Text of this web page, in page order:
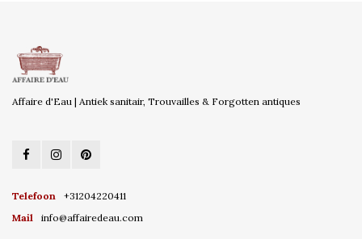
Affaire d'Eau | Antiek sanitair, Trouvailles & Forgotten antiques
Telefoon
+31204220411
Mail
info@affairedeau.com